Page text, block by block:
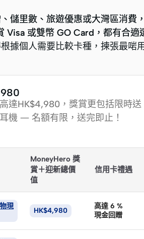
儲里數、旅遊優惠或大灣區消費
或雙幣 GO Card，都有合適
據個人需要比較卡種，揀張最啱
儲里數、旅遊優惠或大灣區消費
或雙幣 GO Card，都有合適
據個人需要比較卡種，揀張最啱
達HK$4,980，獎賞更包括限時
機 — 名額有限，送完即止！
MoneyHero 獎
賞＋迎新總價
值
信用卡禮遇
現
HK$4,980
高達 6 %
現金回贈